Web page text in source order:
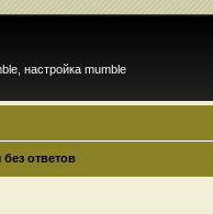
настройка mumble
ответов